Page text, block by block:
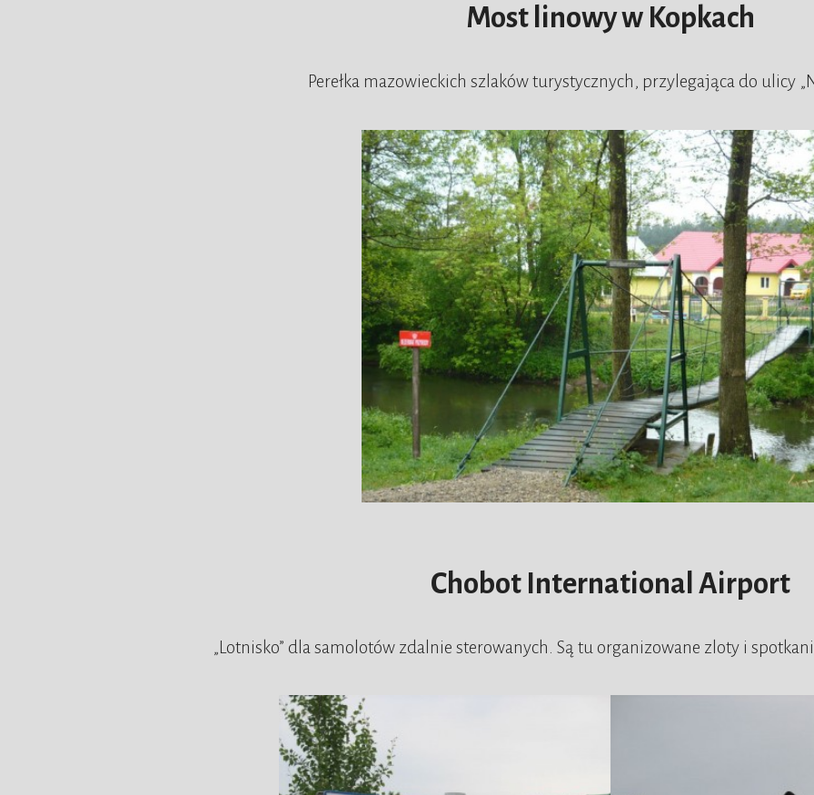
Most linowy w Kopkach
Perełka mazowieckich szlaków turystycznych, przylegająca do ulicy
Chobot International Airport
„Lotnisko” dla samolotów zdalnie sterowanych. Są tu organizowane zloty i